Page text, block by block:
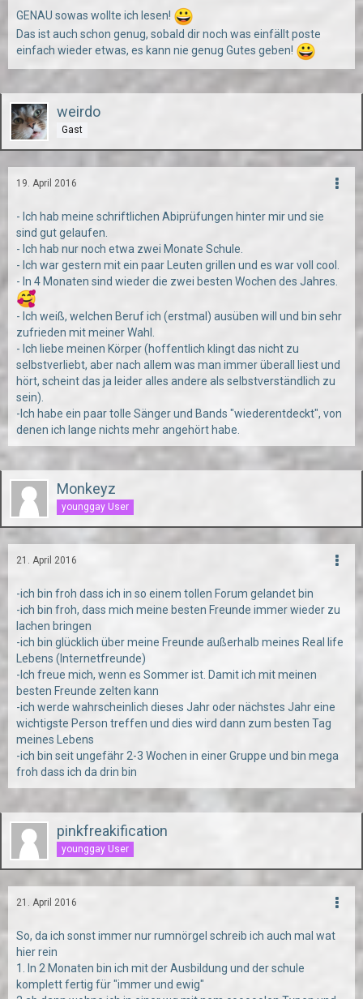
GENAU sowas wollte ich lesen!
Das ist auch schon genug, sobald dir noch was einfällt poste
einfach wieder etwas, es kann nie genug Gutes geben!
weirdo
Gast
19. April 2016
- Ich hab meine schriftlichen Abiprüfungen hinter mir und sie
sind gut gelaufen.
- Ich hab nur noch etwa zwei Monate Schule.
- Ich war gestern mit ein paar Leuten grillen und es war voll cool.
- In 4 Monaten sind wieder die zwei besten Wochen des Jahres.
- Ich weiß, welchen Beruf ich (erstmal) ausüben will und bin sehr
zufrieden mit meiner Wahl.
- Ich liebe meinen Körper (hoffentlich klingt das nicht zu
selbstverliebt, aber nach allem was man immer überall liest und
hört, scheint das ja leider alles andere als selbstverständlich zu
sein).
-Ich habe ein paar tolle Sänger und Bands "wiederentdeckt", von
denen ich lange nichts mehr angehört habe.
Monkeyz
younggay User
21. April 2016
-ich bin froh dass ich in so einem tollen Forum gelandet bin
-ich bin froh, dass mich meine besten Freunde immer wieder zu
lachen bringen
-ich bin glücklich über meine Freunde außerhalb meines Real life
Lebens (Internetfreunde)
-Ich freue mich, wenn es Sommer ist. Damit ich mit meinen
besten Freunde zelten kann
-ich werde wahrscheinlich dieses Jahr oder nächstes Jahr eine
wichtigste Person treffen und dies wird dann zum besten Tag
meines Lebens
-ich bin seit ungefähr 2-3 Wochen in einer Gruppe und bin mega
froh dass ich da drin bin
pinkfreakification
younggay User
21. April 2016
So, da ich sonst immer nur rumnörgel schreib ich auch mal wat
hier rein
1. In 2 Monaten bin ich mit der Ausbildung und der schule
komplett fertig für "immer und ewig"